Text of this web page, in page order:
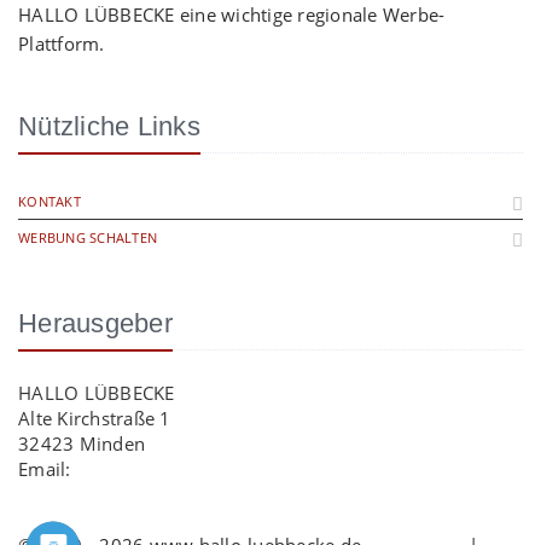
HALLO LÜBBECKE eine wichtige regionale Werbe-
Plattform.
Nützliche Links
KONTAKT
WERBUNG SCHALTEN
Herausgeber
HALLO LÜBBECKE
Alte Kirchstraße 1
32423 Minden
Email: